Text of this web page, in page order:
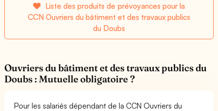
Liste des produits de prévoyances pour la
CCN Ouvriers du bâtiment et des travaux publics
du Doubs
Ouvriers du bâtiment et des travaux publics du
Doubs : Mutuelle obligatoire ?
Pour les salariés dépendant de la CCN Ouvriers du